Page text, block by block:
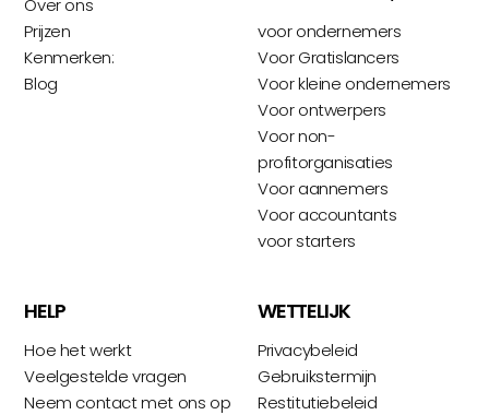
Prijzen
Kenmerken:
Blog
voor ondernemers
Voor Gratislancers
Voor kleine ondernemers
Voor ontwerpers
Voor non-
profitorganisaties
Voor aannemers
Voor accountants
voor starters
HELP
Hoe het werkt
Veelgestelde vragen
Neem contact met ons op
WETTELIJK
Privacybeleid
Gebruikstermijn
Restitutiebeleid